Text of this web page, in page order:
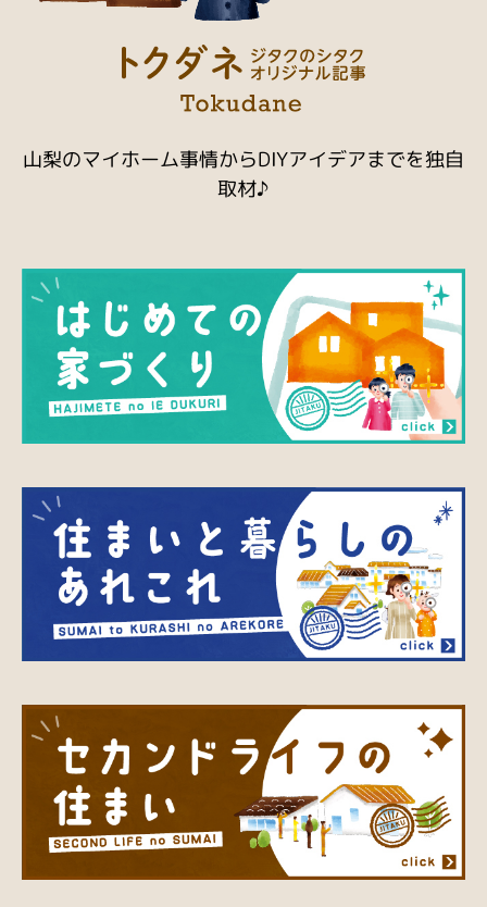
山梨のマイホーム事情からDIYアイデアまでを独自
取材♪